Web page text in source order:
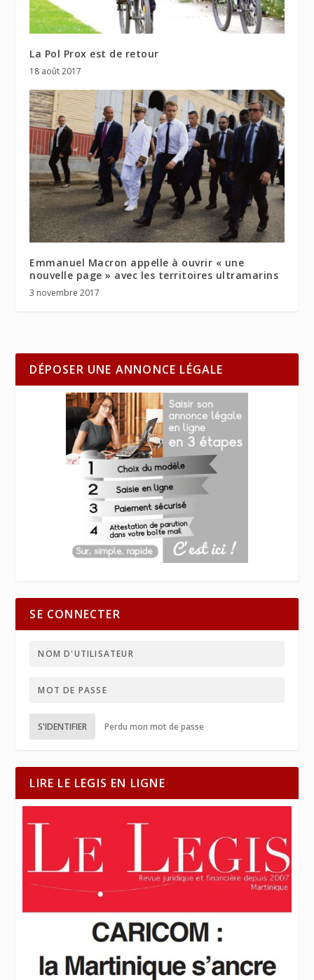
La Pol Prox est de retour
18 août 2017
Emmanuel Macron appelle à ouvrir « une
nouvelle page » avec les territoires ultramarins
3 novembre 2017
DÉPOSER UNE ANNONCE LÉGALE
SE CONNECTER
S'IDENTIFIER Perdu mon mot de passe
LIRE LE LEGIS EN LIGNE